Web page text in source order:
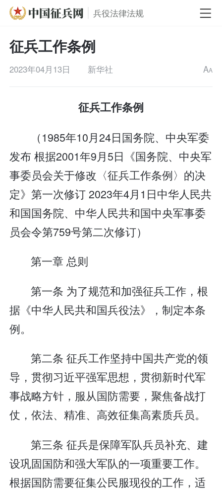
兵役法律法规
征兵工作条例
2023年04月13日 新华社 AA
征兵工作条例
（1985年10月24日国务院、中央军委
发布 根据2001年9月5日《国务院、中央军
事委员会关于修改〈征兵工作条例〉的决
定》第一次修订 2023年4月1日中华人民共
和国国务院、中华人民共和国中央军事委
员会令第759号第二次修订）
第一章 总则
第一条 为了规范和加强征兵工作，根
据《中华人民共和国兵役法》，制定本条
例。
第二条 征兵工作坚持中国共产党的领
导，贯彻习近平强军思想，贯彻新时代军
事战略方针，服从国防需要，聚焦备战打
仗，依法、精准、高效征集高素质兵员。
第三条 征兵是保障军队兵员补充、建
设巩固国防和强大军队的一项重要工作。
根据国防需要征集公民服现役的工作，适